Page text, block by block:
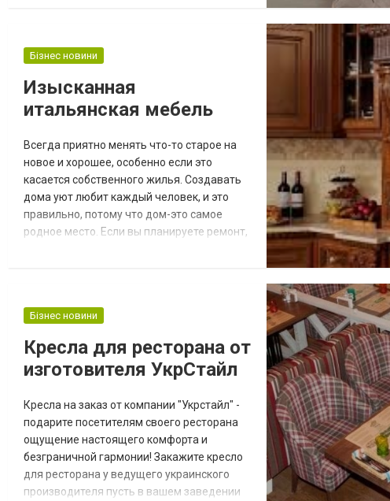
правильное решение и безошибочный
приобрести добротные изделия, которые
прослужат долгие годы, неприхотливы...
Бізнес новини
Изысканная
итальянская мебель
Всегда приятно менять что-то старое на
новое и хорошее, особенно если это
касается собственного жилья. Создавать
дома уют любит каждый человек, и это
правильно, потому что дом-это самое
родное место. Если вы планируете ремонт,
итальянской мебели от фабрики
мебели, который м...
Бізнес новини
Кресла для ресторана от
изготовителя УкрСтайл
Кресла на заказ от компании "Укрстайл" -
подарите посетителям своего ресторана
ощущение настоящего комфорта и
безграничной гармонии! Закажите кресло
для ресторана у ведущего украинского
производителя пусть в вашем заведении